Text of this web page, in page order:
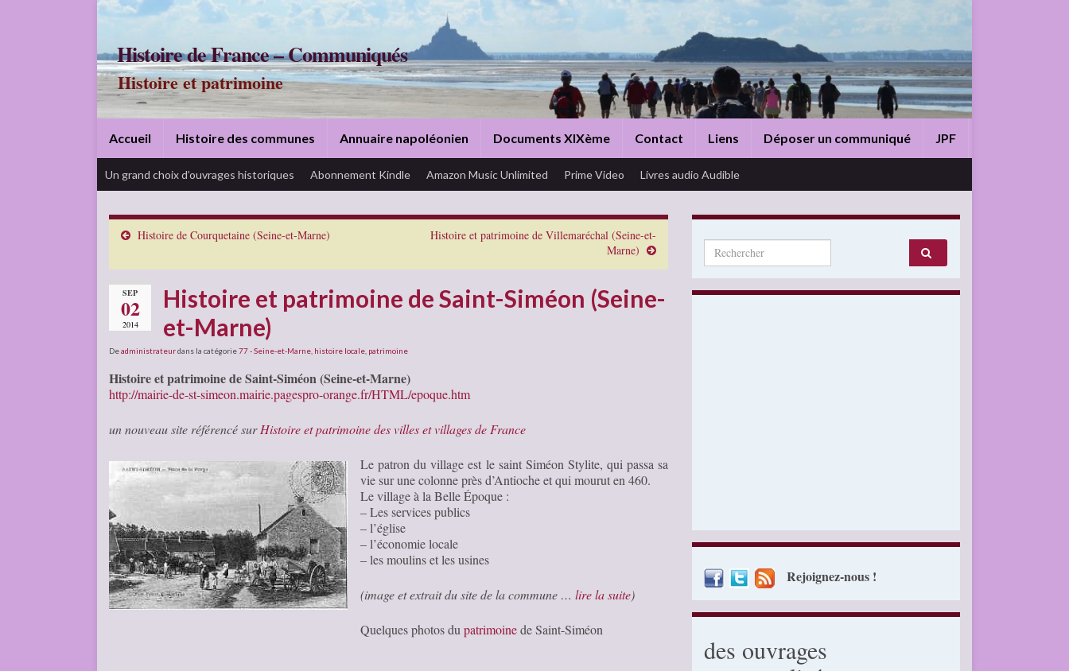
Histoire de France – Communiqués
Histoire et patrimoine
Accueil Histoire des communes Annuaire napoléonien Documents XIXème Contact Liens Déposer un communiqué JPF
Un grand choix d’ouvrages historiques Abonnement Kindle Amazon Music Unlimited Prime Video Livres audio Audible
Histoire de Courquetaine (Seine-et-Marne)
Histoire et patrimoine de Villemaréchal (Seine-et-
Marne)
SEP
02
2014
Histoire et patrimoine de Saint-Siméon (Seine-
et-Marne)
Deadministrateurdans la catégorie77 - Seine-et-Marne histoire locale patrimoine
Histoire et patrimoine de Saint-Siméon (Seine-et-Marne)
http://mairie-de-st-simeon.mairie.pagespro-orange.fr/HTML/epoque.htm
un nouveau site référencé surHistoire et patrimoine des villes et villages de France
Le patron du village est le saint Siméon Stylite, qui passa sa
vie sur une colonne près d’Antioche et qui mourut en 460.
Le village à la Belle Époque :
– Les services publics
– l’église
– l’économie locale
– les moulins et les usines
(image et extrait du site de la commune … lire la suite)
Quelques photos du patrimoinede Saint-Siméon
Search for:
Rejoignez-nous !
des ouvrages